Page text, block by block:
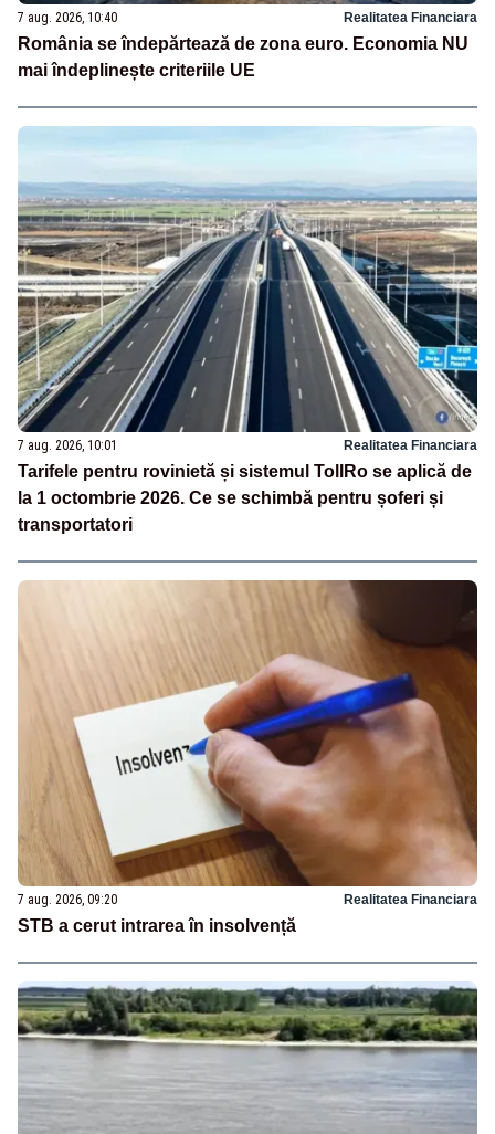
7 aug. 2026, 10:40 Realitatea Financiara
România se îndepărtează de zona euro. Economia NU
mai îndeplinește criteriile UE
7 aug. 2026, 10:01 Realitatea Financiara
Tarifele pentru rovinietă și sistemul TollRo se aplică de
la 1 octombrie 2026. Ce se schimbă pentru șoferi și
transportatori
7 aug. 2026, 09:20 Realitatea Financiara
STB a cerut intrarea în insolvență